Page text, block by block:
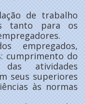
de trabalho
tanto para os
empregados,
cumprimento do
das atividades
seus superiores
às normas